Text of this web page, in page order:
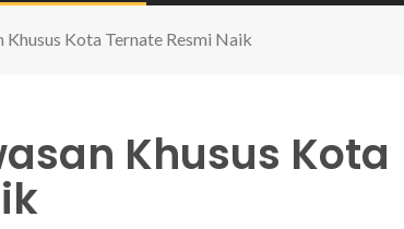
Kota Ternate Resmi Naik
Khusus Kota